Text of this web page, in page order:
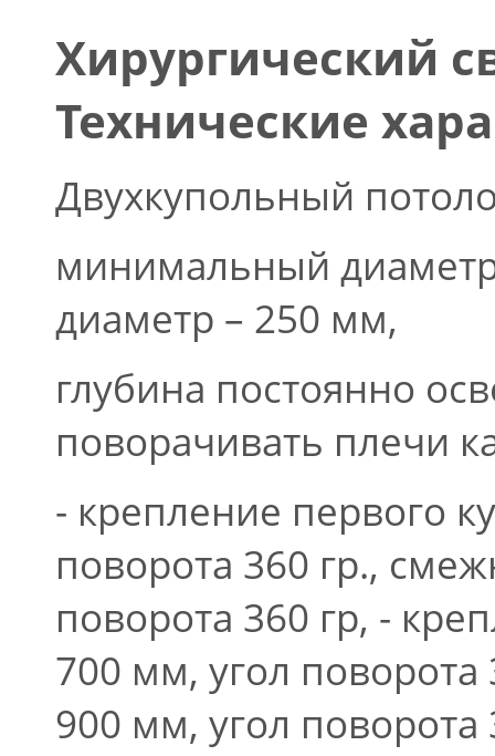
Хирургический
Технические
Двухкупольный
минимальный
диаметр – 250 мм,
глубина постоянно
поворачивать плечи
- крепление первого
поворота 360 гр.,
поворота 360 гр, -
700 мм, угол
900 мм, угол